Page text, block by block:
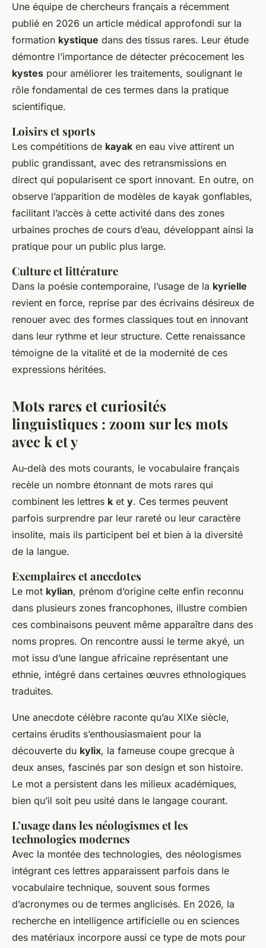
Une équipe de chercheurs français a récemment
publié en 2026 un article médical approfondi sur la
formation kystique dans des tissus rares. Leur étude
démontre l’importance de détecter précocement les
kystes pour améliorer les traitements, soulignant le
rôle fondamental de ces termes dans la pratique
scientifique.
Loisirs et sports
Les compétitions de kayak en eau vive attirent un
public grandissant, avec des retransmissions en
direct qui popularisent ce sport innovant. En outre, on
observe l’apparition de modèles de kayak gonflables,
facilitant l’accès à cette activité dans des zones
urbaines proches de cours d’eau, développant ainsi la
pratique pour un public plus large.
Culture et littérature
Dans la poésie contemporaine, l’usage de la kyrielle
revient en force, reprise par des écrivains désireux de
renouer avec des formes classiques tout en innovant
dans leur rythme et leur structure. Cette renaissance
témoigne de la vitalité et de la modernité de ces
expressions héritées.
Mots rares et curiosités
linguistiques : zoom sur les mots
avec k ety
Au-delà des mots courants, le vocabulaire français
recèle un nombre étonnant de mots rares qui
combinent les lettres k et y. Ces termes peuvent
parfois surprendre par leur rareté ou leur caractère
insolite, mais ils participent bel et bien à la diversité
de la langue.
Exemplaires et anecdotes
Le mot kylian, prénom d’origine celte enfin reconnu
dans plusieurs zones francophones, illustre combien
ces combinaisons peuvent même apparaître dans des
noms propres. On rencontre aussi le terme akyé, un
mot issu d’une langue africaine représentant une
ethnie, intégré dans certaines œuvres ethnologiques
traduites.
Une anecdote célèbre raconte qu’au XIXe siècle,
certains érudits s’enthousiasmaient pour la
découverte du kylix, la fameuse coupe grecque à
deux anses, fascinés par son design et son histoire.
Le mot a persistent dans les milieux académiques,
bien qu’il soit peu usité dans le langage courant.
L’usage dans les néologismes et les
technologies modernes
Avec la montée des technologies, des néologismes
intégrant ces lettres apparaissent parfois dans le
vocabulaire technique, souvent sous formes
d’acronymes ou de termes anglicisés. En 2026, la
recherche en intelligence artificielle ou en sciences
des matériaux incorpore aussi ce type de mots pour